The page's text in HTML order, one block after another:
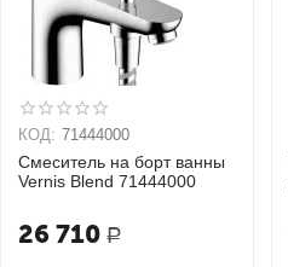
КОД: 71444000
Смеситель на борт ванны
Vernis Blend 71444000
26 710 Р